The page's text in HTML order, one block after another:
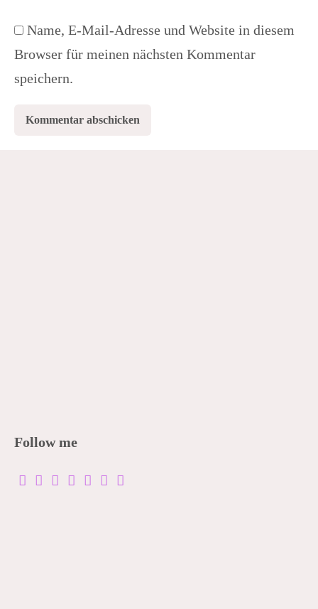
Name, E-Mail-Adresse und Website in diesem
Browser für meinen nächsten Kommentar
speichern.
Follow me